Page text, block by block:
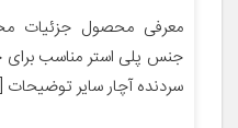
جنس پلی استر مناسب برای
سردنده آچار سایر